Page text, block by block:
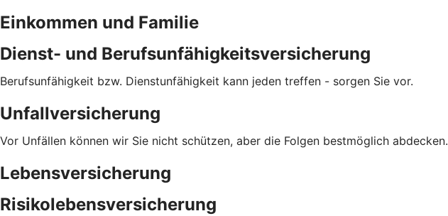
Einkommen und Familie
Dienst- und Berufsunfähigkeitsversicherung
Berufsunfähigkeit bzw. Dienstunfähigkeit kann jeden treffen - sorgen Sie vor.
Unfallversicherung
Vor Unfällen können wir Sie nicht schützen, aber die Folgen bestmöglich abdecken.
Lebensversicherung
Risikolebensversicherung